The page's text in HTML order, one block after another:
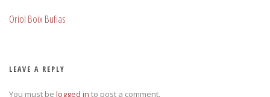
Oriol Boix Bufias
LEAVE A REPLY
You must be logged in to post a comment.